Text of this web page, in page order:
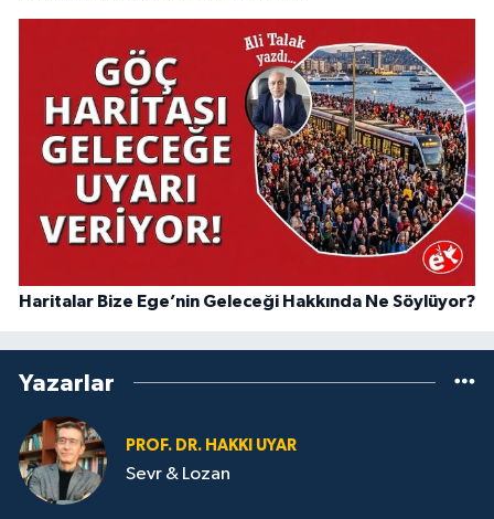
Haritalar Bize Ege’nin Geleceği Hakkında Ne Söylüyor?
Yazarlar
PROF. DR. HAKKI UYAR
Sevr & Lozan